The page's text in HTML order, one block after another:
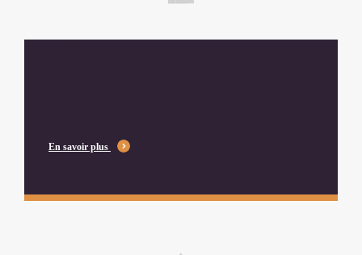
En savoir plus